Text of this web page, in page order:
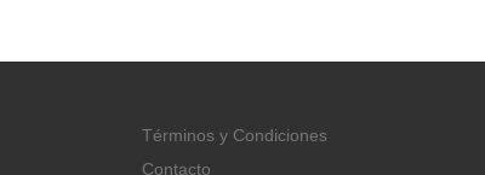
Términos y Condiciones
Contacto